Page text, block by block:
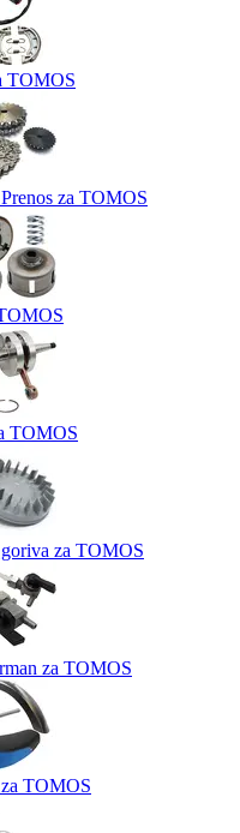
TOMOS
za TOMOS
TOMOS
za TOMOS
za TOMOS
TOMOS